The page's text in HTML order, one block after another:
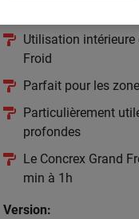
Utilisation intérieure
Froid
Parfait pour les
Particulièrement
profondes
Le Concrex Grand
min à 1h
Version: